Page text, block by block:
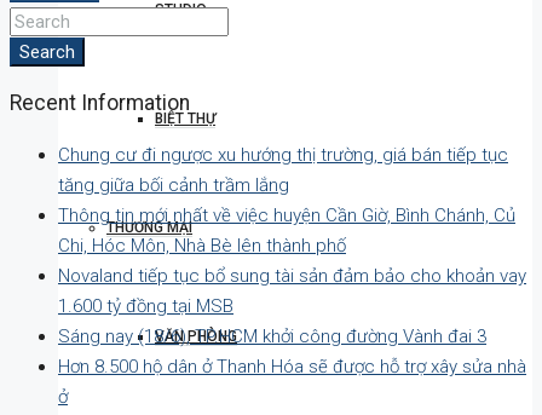
STUDIO
BIỆT THỰ
THƯƠNG MẠI
VĂN PHÒNG
Search
Recent Information
Chung cư đi ngược xu hướng thị trường, giá bán tiếp tục
tăng giữa bối cảnh trầm lắng
Thông tin mới nhất về việc huyện Cần Giờ, Bình Chánh, Củ
Chi, Hóc Môn, Nhà Bè lên thành phố
Novaland tiếp tục bổ sung tài sản đảm bảo cho khoản vay
1.600 tỷ đồng tại MSB
Sáng nay (18/6), TP.HCM khởi công đường Vành đai 3
Hơn 8.500 hộ dân ở Thanh Hóa sẽ được hỗ trợ xây sửa nhà
ở